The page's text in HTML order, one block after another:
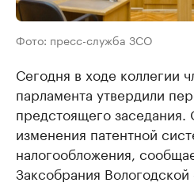
Фото: пресс-служба ЗСО
Сегодня в ходе коллегии
парламента утвердили
предстоящего заседания.
изменения патентной
налогообложения,
Заксобрания Вологодской